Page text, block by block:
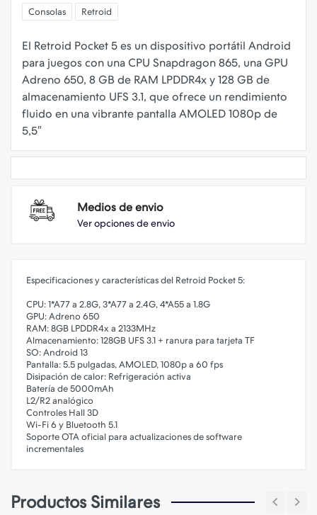
Consolas Retroid
El Retroid Pocket 5 es un dispositivo portátil Android
para juegos con una CPU Snapdragon 865, una GPU
Adreno 650, 8 GB de RAM LPDDR4x y 128 GB de
almacenamiento UFS 3.1, que ofrece un rendimiento
fluido en una vibrante pantalla AMOLED 1080p de
Medios de envio
Ver opciones de envio
Especificaciones y características del Retroid Pocket 5:
CPU: 1*A77 a 2.8G, 3*A77 a 2.4G, 4*A55 a 1.8G
GPU: Adreno 650
RAM: 8GB LPDDR4x a 2133MHz
Almacenamiento: 128GB UFS 3.1 + ranura para tarjeta TF
SO: Android 13
Pantalla: 5.5 pulgadas, AMOLED, 1080p a 60 fps
Disipación de calor: Refrigeración activa
Batería de 5000mAh
L2/R2 analógico
Controles Hall 3D
Wi-Fi 6 y Bluetooth 5.1
Soporte OTA oficial para actualizaciones de software
incrementales
Productos Similares